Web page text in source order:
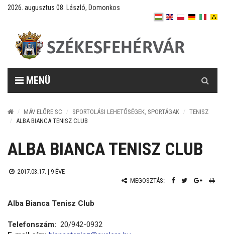
2026. augusztus 08. László, Domonkos
MENÜ
MÁV ELŐRE SC SPORTOLÁSI LEHETŐSÉGEK, SPORTÁGAK
TENISZ
ALBA BIANCA TENISZ CLUB
ALBA BIANCA TENISZ CLUB
2017.03.17. | 9 ÉVE
MEGOSZTÁS:
Alba Bianca Tenisz Club
Telefonszám: 20/942-0932